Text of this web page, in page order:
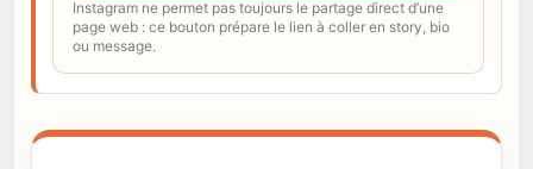
Instagram ne permet pas toujours le partage direct d’une
page web : ce bouton prépare le lien à coller en story, bio
ou message.